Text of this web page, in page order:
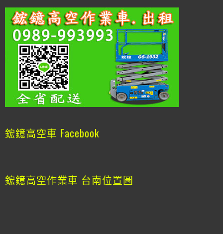
鋐鐿高空車 Facebook
鋐鐿高空作業車 台南位置圖